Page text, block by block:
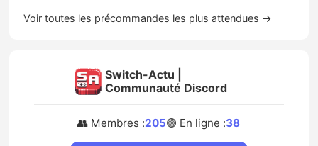
Voir toutes les précommandes les plus attendues →
Switch-Actu |
Communauté Discord
👥 Membres :205🟢 En ligne :38